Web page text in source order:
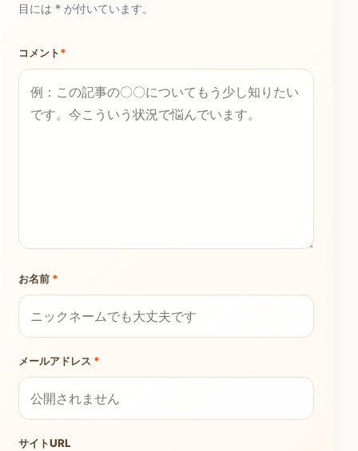
目には * が付いています。
コメント*
お名前 *
メールアドレス *
サイトURL